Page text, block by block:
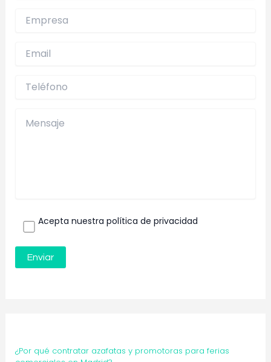
Acepta nuestra política de privacidad
¿Por qué contratar azafatas y promotoras para ferias